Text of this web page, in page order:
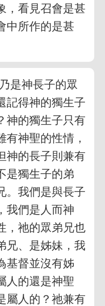
，看見召會是甚
中所作的是甚
是神長子的眾
記得神的獨生子
神的獨生子只有
神聖的性情，
神的長子則兼有
是獨生子的弟
。我們是與長子
我們是人而神
，祂的眾弟兄也
兄、是姊妹，我
基督並沒有姊
人的還是神聖
屬人的？祂兼有